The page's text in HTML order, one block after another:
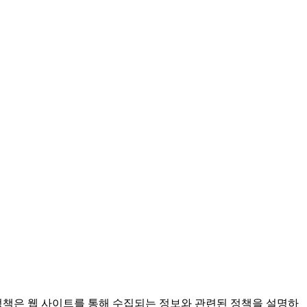
은 웹 사이트를 통해 수집되는 정보와 관련된 정책을 설명하